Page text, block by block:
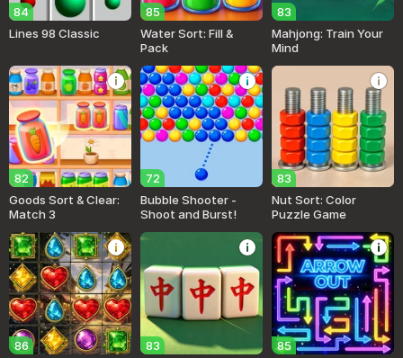
84
Lines 98 Classic
85
Water Sort: Fill &
Pack
83
Mahjong: Train Your
Mind
82
Goods Sort & Clear:
Match 3
72
Bubble Shooter -
Shoot and Burst!
83
Nut Sort: Color
Puzzle Game
86
83
85